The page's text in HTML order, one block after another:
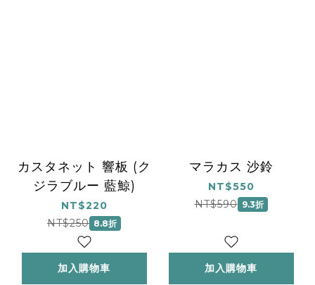
カスタネット 響板 (ク
ジラブルー 藍鯨)
NT$220
NT$250 8.8折
加入購物車
マラカス 沙鈴
NT$550
NT$590 9.3折
加入購物車